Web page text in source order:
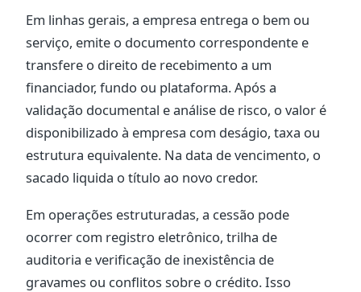
Em linhas gerais, a empresa entrega o bem ou
serviço, emite o documento correspondente e
transfere o direito de recebimento a um
financiador, fundo ou plataforma. Após a
validação documental e análise de risco, o valor é
disponibilizado à empresa com deságio, taxa ou
estrutura equivalente. Na data de vencimento, o
sacado liquida o título ao novo credor.
Em operações estruturadas, a cessão pode
ocorrer com registro eletrônico, trilha de
auditoria e verificação de inexistência de
gravames ou conflitos sobre o crédito. Isso